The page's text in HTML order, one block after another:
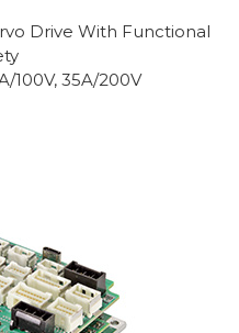
Drive With Functional
100V, 35A/200V